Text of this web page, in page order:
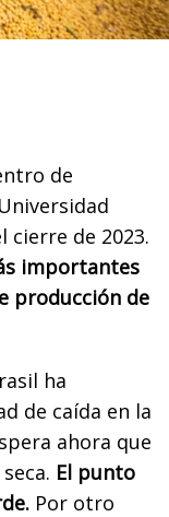
de
cierre de 2023.
importantes
producción de
ha
de caída en la
ahora que
El punto
Por otro